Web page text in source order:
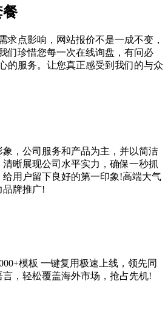
餐
求点影响，网站报价不是一成不变，
们珍惜您每一次在线询盘，有问必
的服务。让您真正感受到我们的与众
象，公司服务和产品为主，并以简洁
晰展现公司水平实力，确保一秒抓
用户留下良好的第一印象!高端大气
品牌推广!
模板 一键复用极速上线，领先同
言，轻松覆盖海外市场，抢占先机!